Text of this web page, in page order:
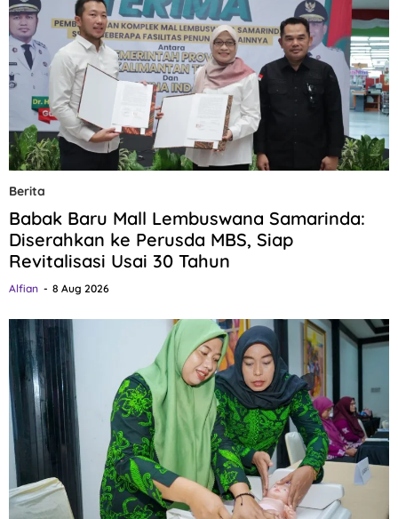
Berita
Babak Baru Mall Lembuswana Samarinda:
Diserahkan ke Perusda MBS, Siap
Revitalisasi Usai 30 Tahun
Alfian 8 Aug 2026